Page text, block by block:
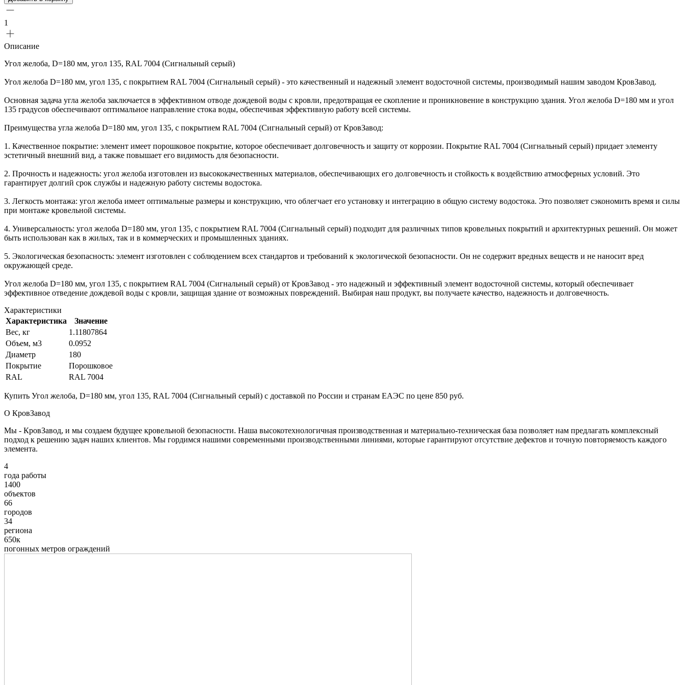
1
Описание
Угол желоба, D=180 мм, угол 135, RAL 7004 (Сигнальный серый)
Угол желоба D=180 мм, угол 135, с покрытием RAL 7004 (Сигнальный серый) - это качественный и надежный элемент водосточной системы, производимый нашим заводом КровЗавод.
Основная задача угла желоба заключается в эффективном отводе дождевой воды с кровли, предотвращая ее скопление и проникновение в конструкцию здания. Угол желоба D=180 мм и угол
135 градусов обеспечивают оптимальное направление стока воды, обеспечивая эффективную работу всей системы.
Преимущества угла желоба D=180 мм, угол 135, с покрытием RAL 7004 (Сигнальный серый) от КровЗавод:
1. Качественное покрытие: элемент имеет порошковое покрытие, которое обеспечивает долговечность и защиту от коррозии. Покрытие RAL 7004 (Сигнальный серый) придает элементу
эстетичный внешний вид, а также повышает его видимость для безопасности.
2. Прочность и надежность: угол желоба изготовлен из высококачественных материалов, обеспечивающих его долговечность и стойкость к воздействию атмосферных условий. Это
гарантирует долгий срок службы и надежную работу системы водостока.
3. Легкость монтажа: угол желоба имеет оптимальные размеры и конструкцию, что облегчает его установку и интеграцию в общую систему водостока. Это позволяет сэкономить время и силы
при монтаже кровельной системы.
4. Универсальность: угол желоба D=180 мм, угол 135, с покрытием RAL 7004 (Сигнальный серый) подходит для различных типов кровельных покрытий и архитектурных решений. Он может
быть использован как в жилых, так и в коммерческих и промышленных зданиях.
5. Экологическая безопасность: элемент изготовлен с соблюдением всех стандартов и требований к экологической безопасности. Он не содержит вредных веществ и не наносит вред
окружающей среде.
Угол желоба D=180 мм, угол 135, с покрытием RAL 7004 (Сигнальный серый) от КровЗавод - это надежный и эффективный элемент водосточной системы, который обеспечивает
эффективное отведение дождевой воды с кровли, защищая здание от возможных повреждений. Выбирая наш продукт, вы получаете качество, надежность и долговечность.
Характеристики
Характеристика
Значение
Вес, кг
1.11807864
Объем, м3
0.0952
Диаметр
180
Покрытие
Порошковое
RAL
RAL 7004
Купить Угол желоба, D=180 мм, угол 135, RAL 7004 (Сигнальный серый) с доставкой по России и странам ЕАЭС по цене 850 руб.
О КровЗавод
Мы - КровЗавод, и мы создаем будущее кровельной безопасности. Наша высокотехнологичная производственная и материально-техническая база позволяет нам предлагать комплексный
подход к решению задач наших клиентов. Мы гордимся нашими современными производственными линиями, которые гарантируют отсутствие дефектов и точную повторяемость каждого
элемента.
4
года работы
1400
объектов
66
городов
34
региона
650к
погонных метров ограждений